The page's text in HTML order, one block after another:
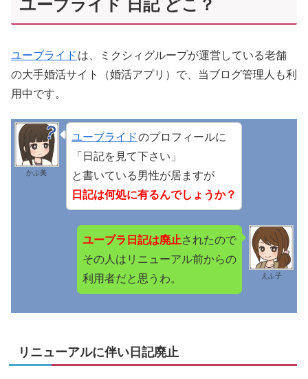
ユーブライド 日記 どこ？
ユーブライド は、ミクシィグループが運営している老舗
の大手婚活サイト（婚活アプリ）で、当ブログ管理人も利
用中です。
かぶ美
ユーブライドのプロフィールに
「日記を見て下さい」
と書いている男性が居ますが
日記は何処に有るんでしょうか？
えふ子
ユーブラ日記は廃止されたので
その人はリニューアル前からの
利用者だと思うわ。
リニューアルに伴い日記廃止